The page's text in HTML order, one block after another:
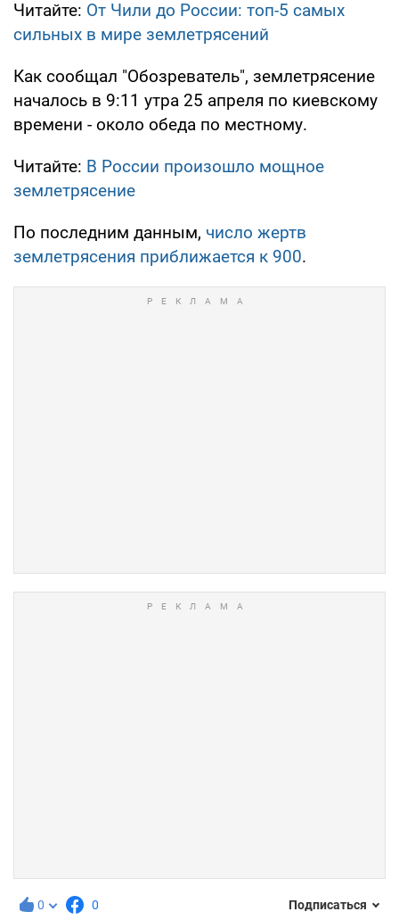
Читайте: От Чили до России: топ-5 самых
сильных в мире землетрясений
Как сообщал "Обозреватель", землетрясение
началось в 9:11 утра 25 апреля по киевскому
времени - около обеда по местному.
Читайте: В России произошло мощное
землетрясение
По последним данным, число жертв
землетрясения приближается к 900.
0 0 Подписаться